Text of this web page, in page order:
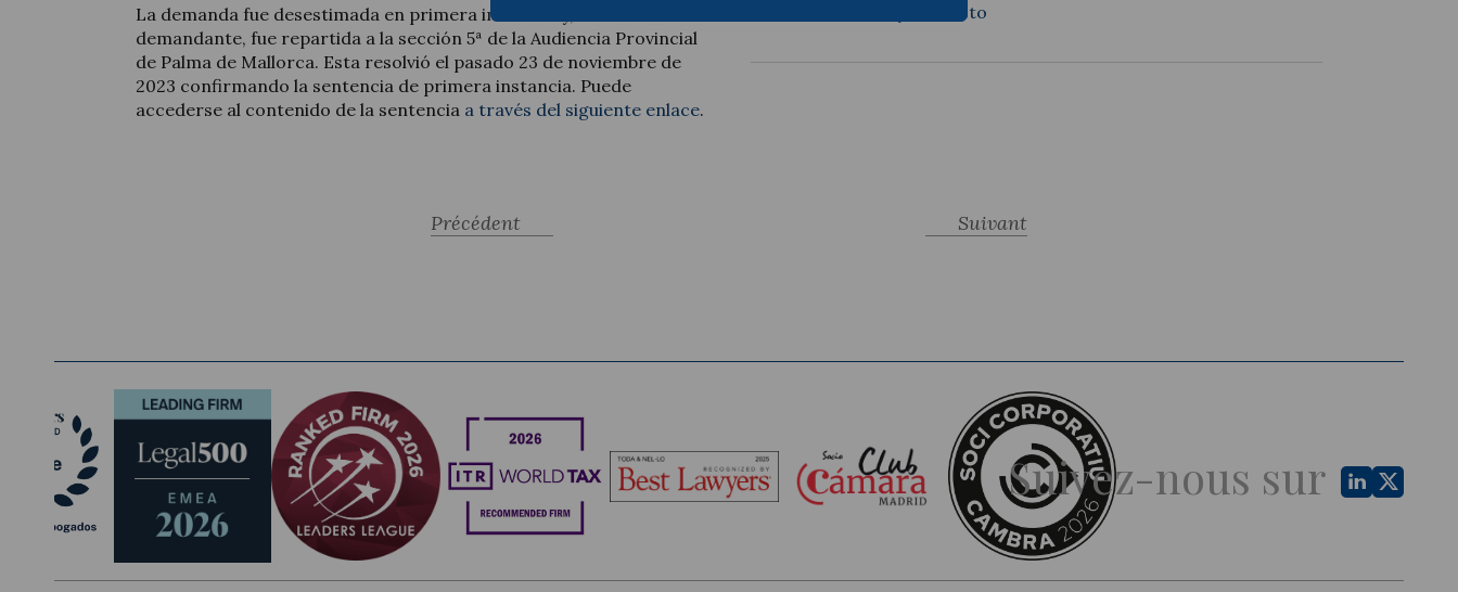
La demanda fue desestimada en primera instancia y, tras recurrir la
demandante, fue repartida a la sección 5ª de la Audiencia Provincial
de Palma de Mallorca. Esta resolvió el pasado 23 de noviembre de
2023 confirmando la sentencia de primera instancia. Puede
accederse al contenido de la sentencia a través del siguiente enlace.
Más información y contacto
Suivant
Précédent
Suivez-nous sur